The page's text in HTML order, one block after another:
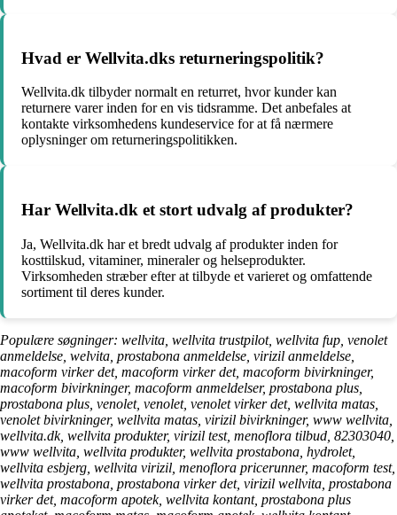
Hvad er Wellvita.dks returneringspolitik?
Wellvita.dk tilbyder normalt en returret, hvor kunder kan
returnere varer inden for en vis tidsramme. Det anbefales at
kontakte virksomhedens kundeservice for at få nærmere
oplysninger om returneringspolitikken.
Har Wellvita.dk et stort udvalg af produkter?
Ja, Wellvita.dk har et bredt udvalg af produkter inden for
kosttilskud, vitaminer, mineraler og helseprodukter.
Virksomheden stræber efter at tilbyde et varieret og omfattende
sortiment til deres kunder.
Populære søgninger: wellvita, wellvita trustpilot, wellvita fup, venolet
anmeldelse, welvita, prostabona anmeldelse, virizil anmeldelse,
macoform virker det, macoform virker det, macoform bivirkninger,
macoform bivirkninger, macoform anmeldelser, prostabona plus,
prostabona plus, venolet, venolet, venolet virker det, wellvita matas,
venolet bivirkninger, wellvita matas, virizil bivirkninger, www wellvita,
wellvita.dk, wellvita produkter, virizil test, menoflora tilbud, 82303040,
www wellvita, wellvita produkter, wellvita prostabona, hydrolet,
wellvita esbjerg, wellvita virizil, menoflora pricerunner, macoform test,
wellvita prostabona, prostabona virker det, virizil wellvita, prostabona
virker det, macoform apotek, wellvita kontant, prostabona plus